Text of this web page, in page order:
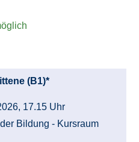
(B1)*
17.15 Uhr
Bildung - Kursraum